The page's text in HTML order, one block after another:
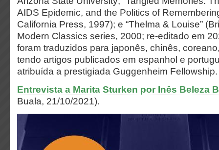
AIDS Epidemic, and the Politics of
California Press, 1997); e “Thelma & Louise”
Modern Classics series, 2000; re-editado em
foram traduzidos para japonês, chinês,
tendo artigos publicados em espanhol e
atribuída a prestigiada Guggenheim
Entrevista a Marita Sturken por Inês Beleza
Buala, 21/10/2021).